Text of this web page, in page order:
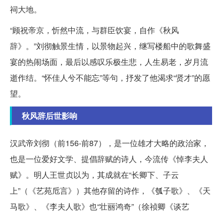
祠大地。
“顾祝帝京，忻然中流，与群臣饮宴，自作《秋风
辞》。”刘彻触景生情，以景物起兴，继写楼船中的歌舞盛
宴的热闹场面，最后以感叹乐极生悲，人生易老，岁月流
逝作结。“怀佳人兮不能忘”等句，抒发了他渴求“贤才”的愿
望。
秋风辞后世影响
汉武帝刘彻（前156-前87），是一位雄才大略的政治家，
也是一位爱好文学、提倡辞赋的诗人，今流传《悼李夫人
赋》。明人王世贞以为，其成就在“长卿下、子云
上”（《艺苑卮言》）其他存留的诗作，《瓠子歌》、《天
马歌》、《李夫人歌》也“壮丽鸿奇”（徐祯卿《谈艺